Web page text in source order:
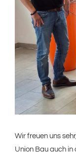
Wir freuen uns
Union Bau auch